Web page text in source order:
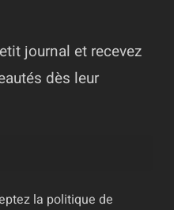
journal et recevez
dès leur
la politique de